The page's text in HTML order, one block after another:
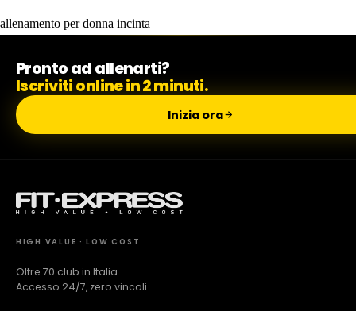
CONTATTI
Milano Missaglia
allenamento per donna incinta
Pronto ad allenarti?
Iscriviti online in 2 minuti.
Inizia ora
HIGH VALUE · LOW COST
Oltre 70 club in Italia.
Accesso 24/7, zero vincoli.